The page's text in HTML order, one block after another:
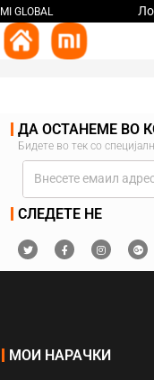
MI GLOBAL
ДА ОСТАНЕМЕ ВО
Бидете во тек со
СЛЕДЕТЕ НЕ
МОИ НАРАЧКИ